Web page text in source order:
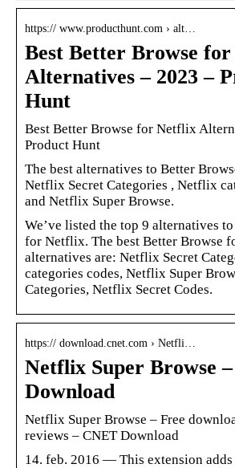
https:// www.producthunt.com › alt…
Best Better Browse
Alternatives – 2023 –
Hunt
Best Better Browse for Netflix
Product Hunt
The best alternatives to Better
Netflix Secret Categories , Netflix
and Netflix Super Browse.
We’ve listed the top 9 alternatives
for Netflix. The best Better Browse
alternatives are: Netflix Secret
categories codes, Netflix Super
Categories, Netflix Secret Codes.
https:// download.cnet.com › Netfli…
Netflix Super Browse
Download
Netflix Super Browse – Free
reviews – CNET Download
14. feb. 2016 — This extension adds